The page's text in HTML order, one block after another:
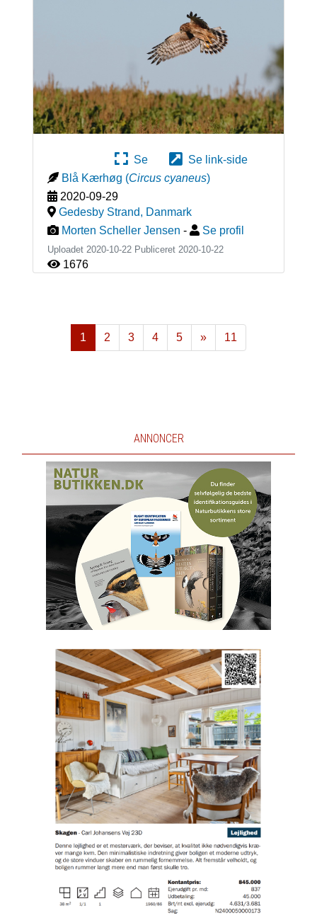
Se
Se link-side
Blå Kærhøg (Circus cyaneus)
2020-09-29
Gedesby Strand, Danmark
Morten Scheller Jensen - Se profil
Uploadet 2020-10-22 Publiceret 2020-10-22
1676
1 2 3 4 5
»
Næste
11
ANNONCER